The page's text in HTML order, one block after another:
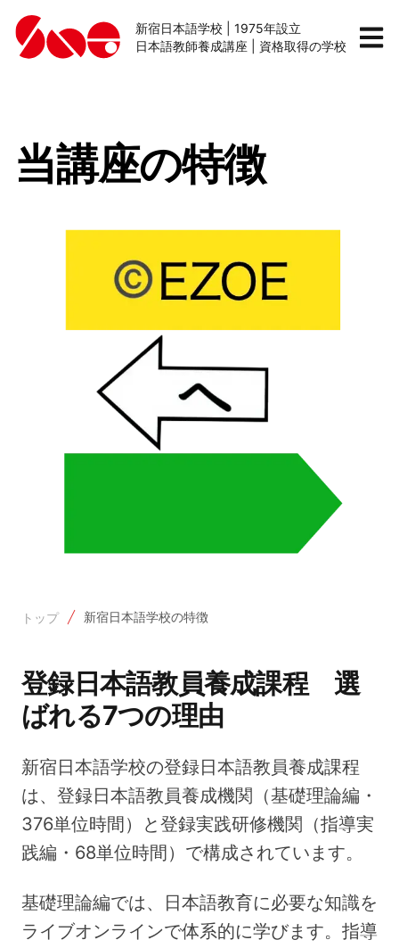
新宿日本語学校 | 1975年設立
日本語教師養成講座 | 資格取得の学校
当講座の特徴
トップ 新宿日本語学校の特徴
登録日本語教員養成課程 選
ばれる7つの理由
新宿日本語学校の登録日本語教員養成課程
は、登録日本語教員養成機関（基礎理論編・
376単位時間）と登録実践研修機関（指導実
践編・68単位時間）で構成されています。
基礎理論編では、日本語教育に必要な知識を
ライブオンラインで体系的に学びます。指導